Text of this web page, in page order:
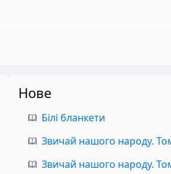
Нове
Білі бланкети
Звичай нашого народу.
Звичай нашого народу.